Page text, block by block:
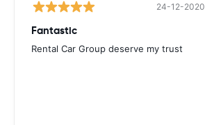
24-12-2020
Fantastic
Rental Car Group deserve my trust